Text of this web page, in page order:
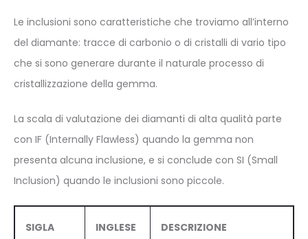
Le inclusioni sono caratteristiche che troviamo all’interno
del diamante: tracce di carbonio o di cristalli di vario tipo
che si sono generare durante il naturale processo di
cristallizzazione della gemma.
La scala di valutazione dei diamanti di alta qualità parte
con IF (Internally Flawless) quando la gemma non
presenta alcuna inclusione, e si conclude con SI (Small
Inclusion) quando le inclusioni sono piccole.
SIGLA INGLESE DESCRIZIONE